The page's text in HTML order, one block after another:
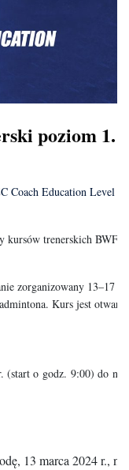
poziom 1.
Coach Education Level
kursów trenerskich BWF/
zorganizowany 13–17
Kurs jest
o godz. 9:00) do
13 marca 2024 r.,